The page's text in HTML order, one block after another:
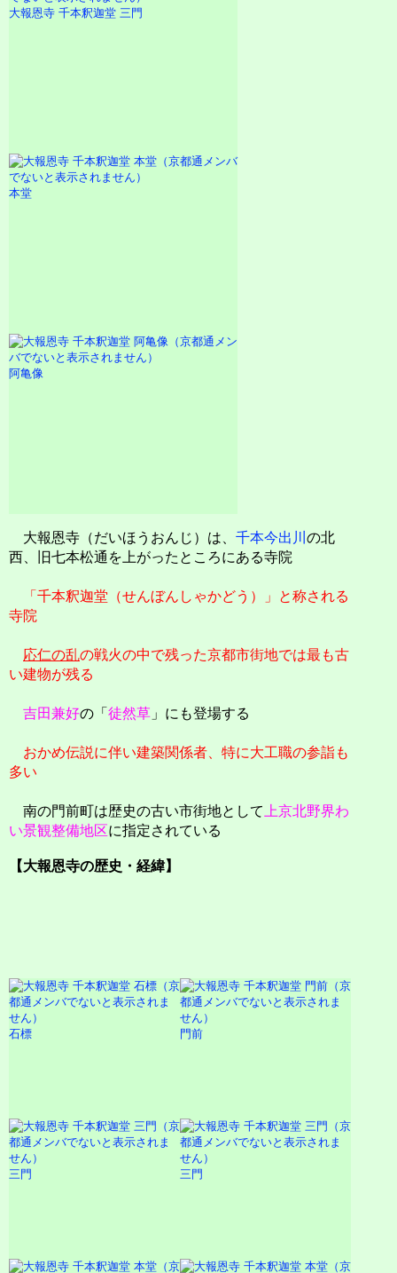
大報恩寺 千本釈迦堂 三門
本堂
阿亀像
大報恩寺（だいほうおんじ）は、 千本今出川 の北
西、旧七本松通を上がったところにある寺院
「千本釈迦堂（せんぼんしゃかどう）」と称される
寺院
応仁の乱の戦火の中で残った京都市街地では最も古
い建物が残る
吉田兼好の「 徒然草 」にも登場する
おかめ伝説に伴い建築関係者、特に大工職の参詣も
多い
南の門前町は歴史の古い市街地として 上京北野界わ
い景観整備地区に指定されている
【大報恩寺の歴史・経緯】
石標 門前
三門 三門